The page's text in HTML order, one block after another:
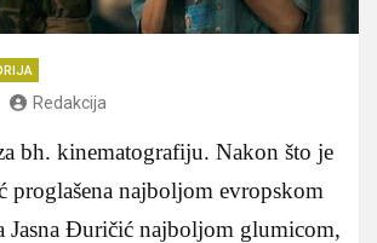
Redakcija
bh. kinematografiju. Nakon što je
proglašena najboljom evropskom
Jasna Đuričić najboljom glumicom,